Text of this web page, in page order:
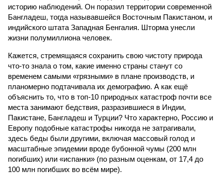
историю наблюдений. Он поразил территории современной
Бангладеш, тогда называвшейся Восточным Пакистаном, и
индийского штата Западная Бенгалия. Шторма унесли
жизни полумиллиона человек.
Кажется, стремящаяся сохранить свою чистоту природа
что-то знала о том, какие именно страны станут со
временем самыми «грязными» в плане производств, и
планомерно подтачивала их демографию. А как ещё
объяснить то, что в топ-10 природных катастроф почти все
места занимают бедствия, разразившиеся в Индии,
Пакистане, Бангладеш и Турции? Что характерно, Россию и
Европу подобные катастрофы никогда не затрагивали,
здесь беды были другими, включая массовый голод и
масштабные эпидемии вроде бубонной чумы (200 млн
погибших) или «испанки» (по разным оценкам, от 17,4 до
100 млн погибших во всём мире).